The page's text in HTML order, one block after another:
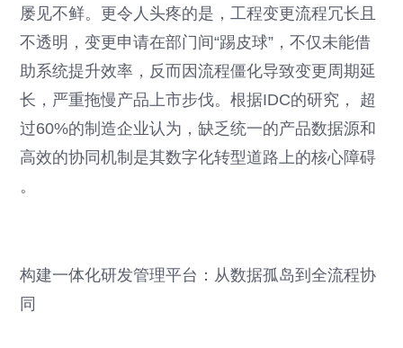
屡见不鲜。更令人头疼的是，工程变更流程冗长且
不透明，变更申请在部门间“踢皮球”，不仅未能借
助系统提升效率，反而因流程僵化导致变更周期延
长，严重拖慢产品上市步伐。根据IDC的研究， 超
过60%的制造企业认为，缺乏统一的产品数据源和
高效的协同机制是其数字化转型道路上的核心障碍
。
构建一体化研发管理平台：从数据孤岛到全流程协
同